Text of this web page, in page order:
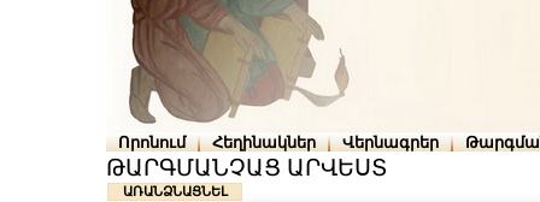
Որոնում Հեղինակներ Վերնագրեր
ԹԱՐԳՄԱՆՉԱՑ ԱՐՎԵՍՏ
ԱՌԱՆՁՆԱՑՆԵԼ